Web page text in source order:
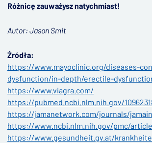
Różnicę zauważysz natychmiast!
Autor: Jason Smit
Źródła:
https://www.mayoclinic.org/diseases-
dysfunction/in-depth/erectile-
https://www.viagra.com/
https://pubmed.ncbi.nlm.nih.gov/
https://jamanetwork.com/journals/
https://www.ncbi.nlm.nih.gov/pmc/
https://www.gesundheit.gv.at/